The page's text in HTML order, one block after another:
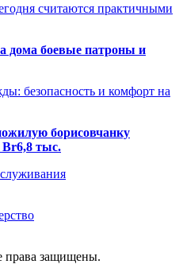
считаются практичными
дома боевые патроны и
безопасность и комфорт на
борисовчанку
Br6,8 тыс.
права защищены.